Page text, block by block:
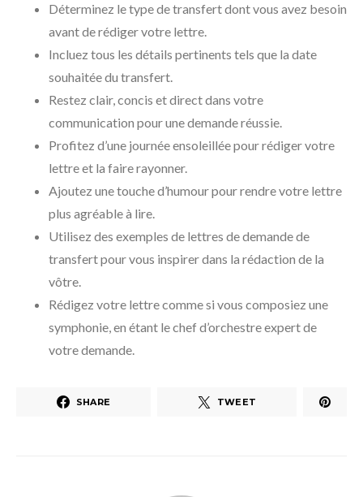
Déterminez le type de transfert dont vous avez besoin
avant de rédiger votre lettre.
Incluez tous les détails pertinents tels que la date
souhaitée du transfert.
Restez clair, concis et direct dans votre
communication pour une demande réussie.
Profitez d’une journée ensoleillée pour rédiger votre
lettre et la faire rayonner.
Ajoutez une touche d’humour pour rendre votre lettre
plus agréable à lire.
Utilisez des exemples de lettres de demande de
transfert pour vous inspirer dans la rédaction de la
vôtre.
Rédigez votre lettre comme si vous composiez une
symphonie, en étant le chef d’orchestre expert de
votre demande.
SHARE TWEET